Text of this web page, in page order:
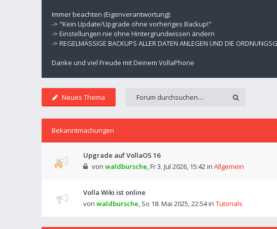
Immer beachten (Eigenverantwortung):
-> "Kein Update/Upgrade ohne vorheriges Backup!"
-> Einstellungen nie ohne Hintergrundwissen ändern
-> REGELMÄSSIGE BACKUPS ALLER DATEN ANLEGEN UND DIE
Danke und viel Freude mit Deinem VollaPhone
Neues Thema
Bekanntmachungen
Upgrade auf VollaOS 16
von waldbursche,Fr 3. Jul 2026, 15:42in Allgemein
Volla Wiki ist online
von waldbursche, So 18. Mai 2025, 22:54in Tutorials